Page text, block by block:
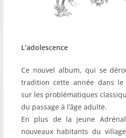
L’adolescence
Ce nouvel album, qui se
tradition cette année dans
sur les problématiques
du passage à l’âge adulte.
En plus de la jeune
nouveaux habitants du